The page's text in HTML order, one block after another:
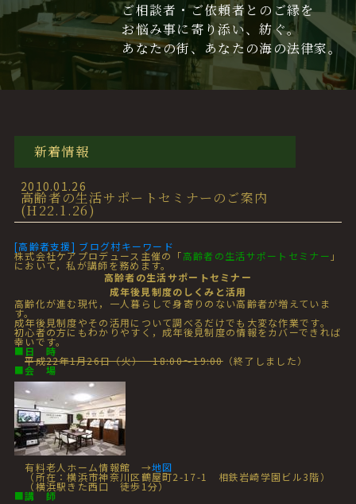
ご相談者・ご依頼者とのご縁を
お悩み事に寄り添い、紡ぐ。
あなたの街、あなたの海の法律家。
新着情報
2010.01.26
高齢者の生活サポートセミナーのご案内
(H22.1.26)
[高齢者支援] ブログ村キーワード
株式会社ケアプロデュース主催の「高齢者の生活サポートセミナー 」
において，私が講師を務めます。
高齢者の生活サポートセミナー
成年後見制度のしくみと活用
高齢化が進む現代，一人暮らしで身寄りのない高齢者が増えていま
す。
成年後見制度やその活用について調べるだけでも大変な作業です。
初心者の方にもわかりやすく，成年後見制度の情報をカバーできれば
幸いです。
■ 日 時
平成22年1月26日（火） 18:00～19:00（終了しました）
■会 場
有料老人ホーム情報館 →地図
（所在：横浜市神奈川区鶴屋町2-17-1 相鉄岩崎学園ビル3階）
（横浜駅きた西口 徒歩1分）
■講 師